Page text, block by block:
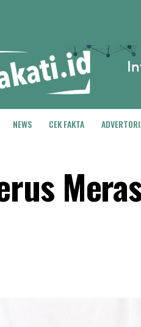
NEWS CEK FAKTA